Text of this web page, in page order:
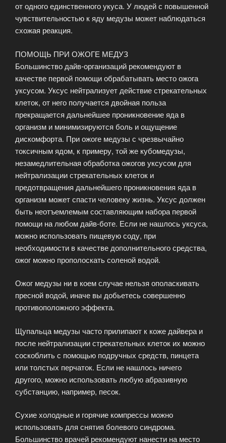
от одного единственного укуса. У людей с повышенной
чувствительностью к яду медузы может наблюдаться
схожая реакция.
ПОМОЩЬ ПРИ ОЖОГЕ МЕДУЗ
Большинство дайв-организаций рекомендуют в
качестве первой помощи обрабатывать место ожога
уксусом. Уксус нейтрализует действие стрекательных
клеток, от него получается двойная польза
прекращается дальнейшее проникновение яда в
организм и минимизируются боль и ощущение
дискомфорта. При ожоге медузы с чрезвычайно
токсичным ядом, к примеру, той же кубомедузы,
незамедлительная обработка ожогов уксусом для
нейтрализации стрекательных клеток и
предотвращения дальнейшего проникновения яда в
организм может спасти человеку жизнь. Уксус должен
быть неотъемлемым составляющим набора первой
помощи на любом дайв-боте. Если не нашлось уксуса,
можно использовать пищевую соду, при
необходимости в качестве дополнительного средства,
ожог можно прополоскать соленой водой.
Ожог медузы ни в коем случае нельзя ополаскивать
пресной водой, иначе вы добьетесь совершенно
противоположного эффекта.
Щупальца медузы часто прилипают к коже дайвера и
после нейтрализации стрекательных клеток их можно
соскоблить с помощью подручных средств, пинцета
или толстых перчаток. Если не нашлось ничего
другого, можно использовать любую абразивную
субстанцию, например, песок.
Сухие холодные и горячие компрессы можно
использовать для снятия болевого синдрома.
Большинство врачей рекомендуют нанести на место